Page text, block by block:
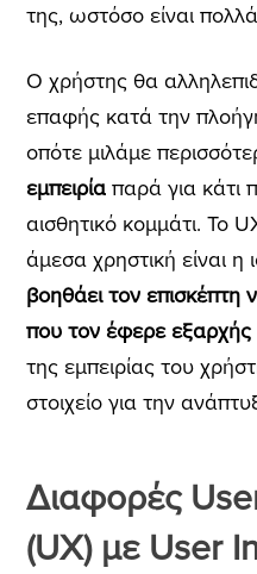
της, ωστόσο είναι
Ο χρήστης θα
επαφής κατά την
οπότε μιλάμε
εμπειρίαπαρά για κάτι
αισθητικό κομμάτι. Το
άμεσα χρηστική είναι η
βοηθάει τον επισκέπτη
που τον έφερε εξαρχής
της εμπειρίας του
στοιχείο για την
Διαφορές
(UX) με User